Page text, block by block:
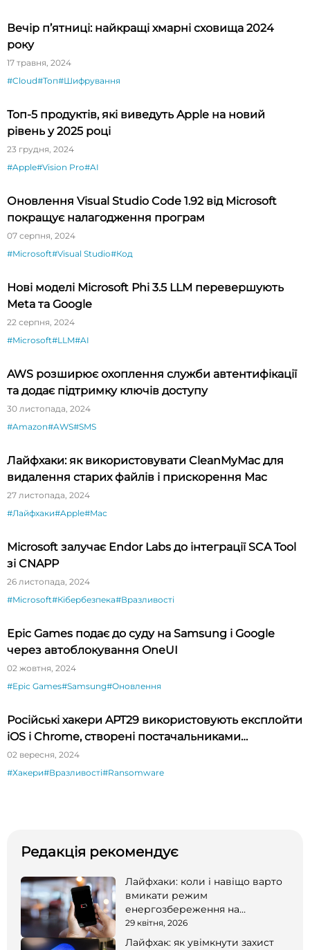
Вечір п’ятниці: найкращі хмарні сховища 2024
року
17 травня, 2024
#Cloud#Топ#Шифрування
Топ-5 продуктів, які виведуть Apple на новий
рівень у 2025 році
23 грудня, 2024
#Apple#Vision Pro#AI
Оновлення Visual Studio Code 1.92 від Microsoft
покращує налагодження програм
07 серпня, 2024
#Microsoft#Visual Studio#Код
Нові моделі Microsoft Phi 3.5 LLM перевершують
Meta та Google
22 серпня, 2024
#Microsoft#LLM#AI
AWS розширює охоплення служби автентифікації
та додає підтримку ключів доступу
30 листопада, 2024
#Amazon#AWS#SMS
Лайфхаки: як використовувати CleanMyMac для
видалення старих файлів і прискорення Mac
27 листопада, 2024
#Лайфхаки#Apple#Mac
Microsoft залучає Endor Labs до інтеграції SCA Tool
зі CNAPP
26 листопада, 2024
#Microsoft#Кібербезпека#Вразливості
Epic Games подає до суду на Samsung і Google
через автоблокування OneUI
02 жовтня, 2024
#Epic Games#Samsung#Оновлення
Російські хакери APT29 використовують експлойти
iOS і Chrome, створені постачальниками
шпигунського ПЗ
02 вересня, 2024
#Хакери#Вразливості#Ransomware
Редакція рекомендує
Лайфхаки: коли і навіщо варто
вмикати режим
енергозбереження на
смартфоні
29 квітня, 2026
Лайфхак: як увімкнути захист